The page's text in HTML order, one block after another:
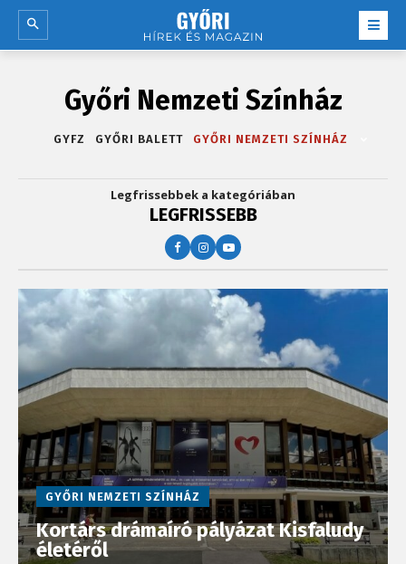
Győri Nemzeti Színház
GYFZ GYŐRI BALETT GYŐRI NEMZETI SZÍNHÁZ
Legfrissebbek a kategóriában
LEGFRISSEBB
GYŐRI NEMZETI SZÍNHÁZ
Kortárs drámaíró pályázat Kisfaludy
életéről